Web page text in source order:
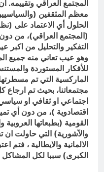
المجتمع العراقي وتقييمه.
معظم المثقفين
الحلول أي الاعتماد على
(المجتمع العراقي)، من دون
التفكير والتحليل من اكبر
وهو عيب تعاني منه جميع
للأفكار المستوردة
الماركسية التي تم
مجتمعاتنا، بحيث تم
اجتماعي او ثقافي او
اقتصادوية )، من دون أي
القومية (بطبعاتها العروبية
والآشورية) التي حاولت ان
الالمانية والايطالية ، فتم
الكبرى) سببا لكل المشاكل